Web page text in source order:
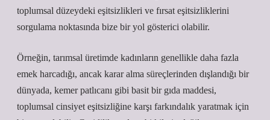
toplumsal düzeydeki eşitsizlikleri ve fırsat eşitsizliklerini
sorgulama noktasında bize bir yol gösterici olabilir.
Örneğin, tarımsal üretimde kadınların genellikle daha fazla
emek harcadığı, ancak karar alma süreçlerinden dışlandığı bir
dünyada, kemer patlıcanı gibi basit bir gıda maddesi,
toplumsal cinsiyet eşitsizliğine karşı farkındalık yaratmak için